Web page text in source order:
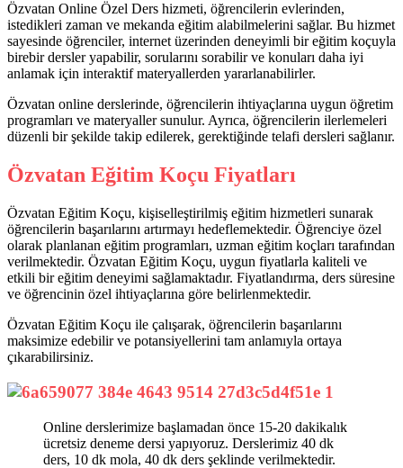
Özvatan Online Özel Ders hizmeti, öğrencilerin evlerinden,
istedikleri zaman ve mekanda eğitim alabilmelerini sağlar. Bu hizmet
sayesinde öğrenciler, internet üzerinden deneyimli bir eğitim koçuyla
birebir dersler yapabilir, sorularını sorabilir ve konuları daha iyi
anlamak için interaktif materyallerden yararlanabilirler.
Özvatan online derslerinde, öğrencilerin ihtiyaçlarına uygun öğretim
programları ve materyaller sunulur. Ayrıca, öğrencilerin ilerlemeleri
düzenli bir şekilde takip edilerek, gerektiğinde telafi dersleri sağlanır.
Özvatan Eğitim Koçu Fiyatları
Özvatan Eğitim Koçu, kişiselleştirilmiş eğitim hizmetleri sunarak
öğrencilerin başarılarını artırmayı hedeflemektedir. Öğrenciye özel
olarak planlanan eğitim programları, uzman eğitim koçları tarafından
verilmektedir. Özvatan Eğitim Koçu, uygun fiyatlarla kaliteli ve
etkili bir eğitim deneyimi sağlamaktadır. Fiyatlandırma, ders süresine
ve öğrencinin özel ihtiyaçlarına göre belirlenmektedir.
Özvatan Eğitim Koçu ile çalışarak, öğrencilerin başarılarını
maksimize edebilir ve potansiyellerini tam anlamıyla ortaya
çıkarabilirsiniz.
Online derslerimize başlamadan önce 15-20 dakikalık
ücretsiz deneme dersi yapıyoruz. Derslerimiz 40 dk
ders, 10 dk mola, 40 dk ders şeklinde verilmektedir.